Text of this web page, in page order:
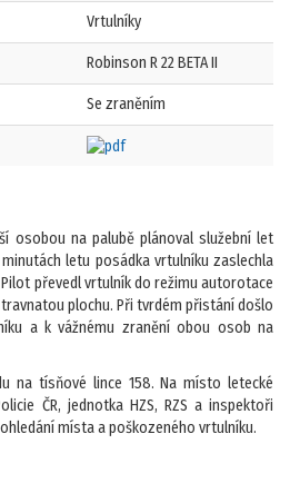
Vrtulníky
Robinson R 22 BETA II
Se zraněním
osobou na palubě plánoval služební let
minutách letu posádka vrtulníku zaslechla
převedl vrtulník do režimu autorotace
plochu. Při tvrdém přistání došlo
a k vážnému zranění obou osob na
na tísňové lince 158. Na místo letecké
ČR, jednotka HZS, RZS a inspektoři
místa a poškozeného vrtulníku.